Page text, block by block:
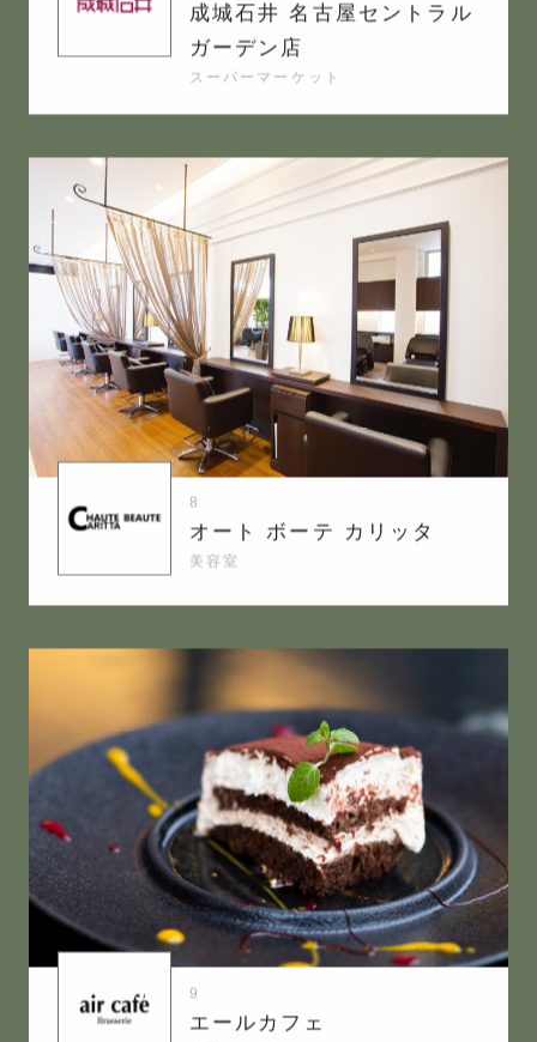
SCROLL
成城石井 名古屋セントラル
ガーデン店
スーパーマーケット
8
オート ボーテ カリッタ
美容室
9
エールカフェ